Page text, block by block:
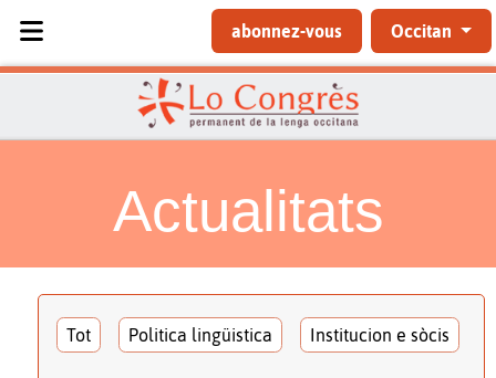
abonnez-vous Occitan
Actualitats
Tot Politica lingüistica Institucion e sòcis